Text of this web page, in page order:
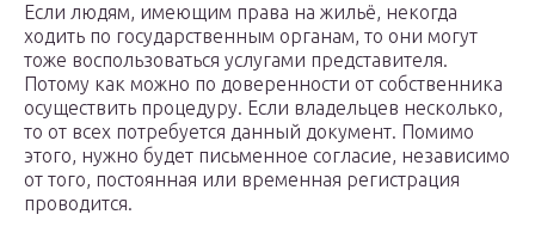
Если людям, имеющим права на жильё, некогда
ходить по государственным органам, то они могут
тоже воспользоваться услугами представителя.
Потому как можно по доверенности от собственника
осуществить процедуру. Если владельцев несколько,
то от всех потребуется данный документ. Помимо
этого, нужно будет письменное согласие, независимо
от того, постоянная или временная регистрация
проводится.